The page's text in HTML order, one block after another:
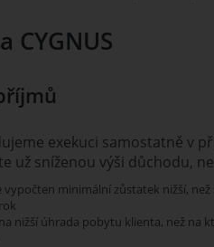
CYGNUS
exekuci samostatně v
už sníženou výši důchodu,
minimální zůstatek nižší,
nižší úhrada pobytu klienta, než na